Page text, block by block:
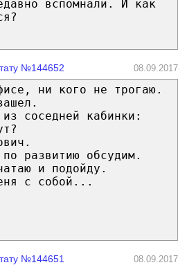
вспомнали. И как
№144652 08.09.2017
ни кого не трогаю.
соседней кабинки:
развитию обсудим.
и подойду.
с собой...
№144651 08.09.2017